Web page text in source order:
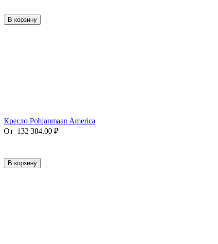
В корзину
Кресло Pohjanmaan America
От 132 384.00 ₽
В корзину